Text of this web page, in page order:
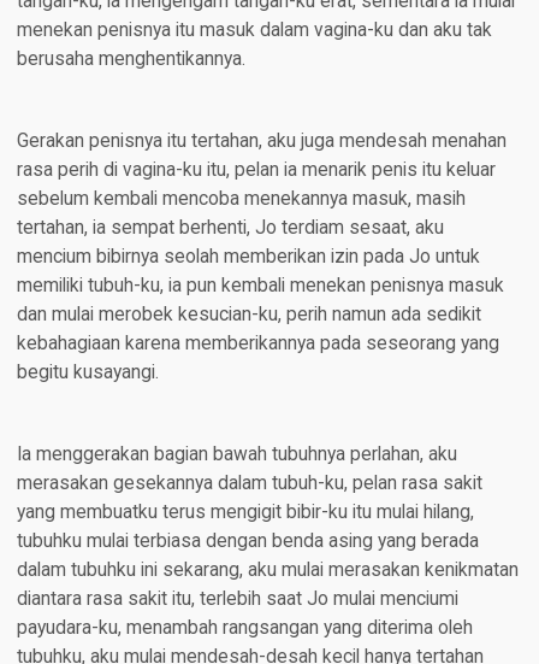
menekan penisnya itu masuk dalam vagina-ku dan aku tak
berusaha menghentikannya.
Gerakan penisnya itu tertahan, aku juga mendesah menahan
rasa perih di vagina-ku itu, pelan ia menarik penis itu keluar
sebelum kembali mencoba menekannya masuk, masih
tertahan, ia sempat berhenti, Jo terdiam sesaat, aku
mencium bibirnya seolah memberikan izin pada Jo untuk
memiliki tubuh-ku, ia pun kembali menekan penisnya masuk
dan mulai merobek kesucian-ku, perih namun ada sedikit
kebahagiaan karena memberikannya pada seseorang yang
begitu kusayangi.
Ia menggerakan bagian bawah tubuhnya perlahan, aku
merasakan gesekannya dalam tubuh-ku, pelan rasa sakit
yang membuatku terus mengigit bibir-ku itu mulai hilang,
tubuhku mulai terbiasa dengan benda asing yang berada
dalam tubuhku ini sekarang, aku mulai merasakan kenikmatan
diantara rasa sakit itu, terlebih saat Jo mulai menciumi
payudara-ku, menambah rangsangan yang diterima oleh
tubuhku, aku mulai mendesah-desah kecil hanya tertahan